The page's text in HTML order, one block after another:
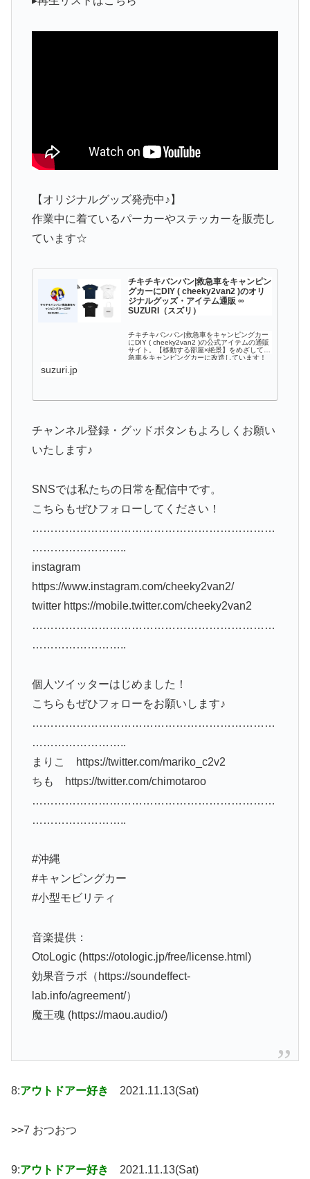
【オリジナルグッズ発売中♪】
作業中に着ているパーカーやステッカーを販売し
ています☆
チキチキバンバン|救急車をキャンピン
グカーにDIY ( cheeky2van2 )のオリ
ジナルグッズ・アイテム通販 ∞
SUZURI（スズリ）
チキチキバンバン|救急車をキャンピングカー
にDIY ( cheeky2van2 )の公式アイテムの通販
サイト。【移動する部屋×絶景】をめざして救
急車をキャンピングカーに改造しています！
suzuri.jp
チャンネル登録・グッドボタンもよろしくお願い
いたします♪
SNSでは私たちの日常を配信中です。
こちらもぜひフォローしてください！
…………………………………………………………
……………………..
instagram
https://www.instagram.com/cheeky2van2/
twitter https://mobile.twitter.com/cheeky2van2
…………………………………………………………
……………………..
個人ツイッターはじめました！
こちらもぜひフォローをお願いします♪
…………………………………………………………
……………………..
まりこ https://twitter.com/mariko_c2v2
ちも https://twitter.com/chimotaroo
…………………………………………………………
……………………..
#沖縄
#キャンピングカー
#小型モビリティ
音楽提供：
OtoLogic (https://otologic.jp/free/license.html)
効果音ラボ（https://soundeffect-
lab.info/agreement/）
魔王魂 (https://maou.audio/)
8:アウトドアー好き 2021.11.13(Sat)
>>7 おつおつ
9:アウトドアー好き 2021.11.13(Sat)